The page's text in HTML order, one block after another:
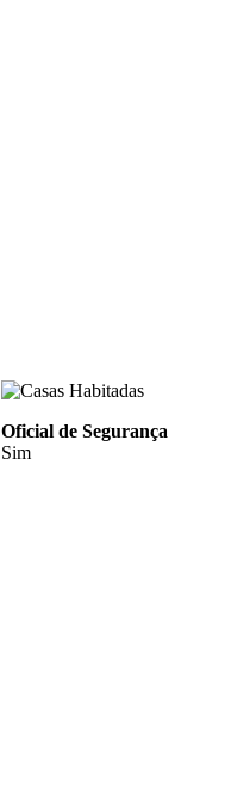
Oficial de Segurança
Sim